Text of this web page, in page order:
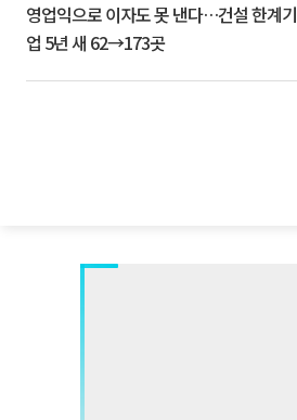
영업익으로 이자도 못 낸다…건설 한계기
업 5년 새 62→173곳